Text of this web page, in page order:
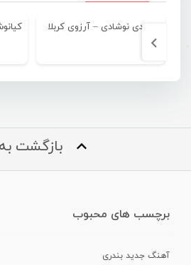
مهدی نوشادی – آرزوی کربلا
بازگشت به
برچسب های محبوب
آهنگ جدید بندری